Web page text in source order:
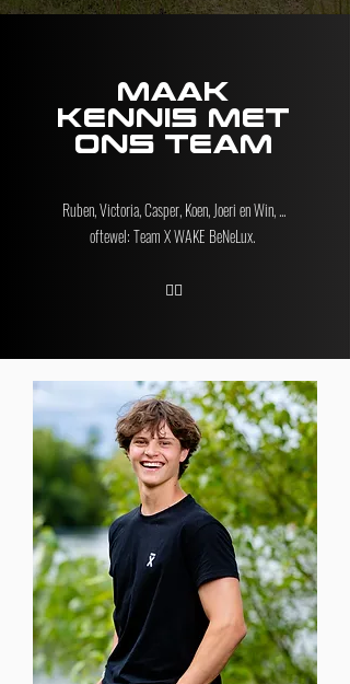
Maak
kennis met
ons team
Ruben, Victoria, Casper, Koen, Joeri en Win, ...
oftewel: Team X WAKE BeNeLux.
👇🏻